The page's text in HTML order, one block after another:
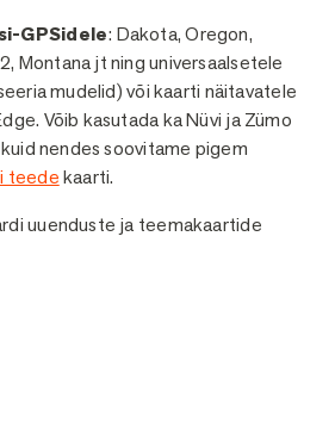
GPSidele: Dakota, Oregon,
Montana jt ning universaalsetele
mudelid) või kaarti näitavatele
Võib kasutada ka Nüvi ja Zümo
nendes soovitame pigem
teedekaarti.
uuenduste ja teemakaartide